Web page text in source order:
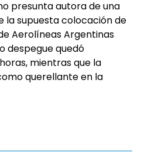
presunta autora de una
la supuesta colocación de
Aerolíneas Argentinas
despegue quedó
mientras que la
querellante en la